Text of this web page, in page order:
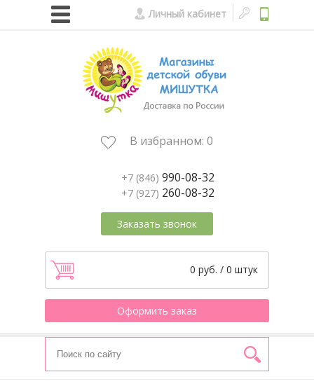
Личный кабинет
В избранном: 0
+7 (846) 990-08-32
+7 (927) 260-08-32
Заказать звонок
0 руб. / 0 штук
Оформить заказ